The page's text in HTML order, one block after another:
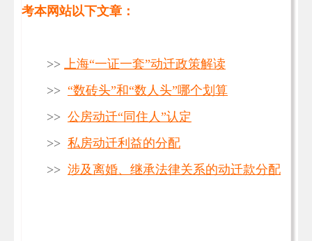
考本网站以下文章：
>> 上海“一证一套”动迁政策解读
>> “数砖头”和“数人头”哪个划算
>> 公房动迁“同住人”认定
>> 私房动迁利益的分配
>> 涉及离婚、继承法律关系的动迁款分配